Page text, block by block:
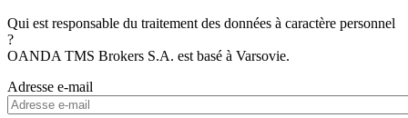
Qui est responsable du traitement des données à caractère personnel
?
OANDA TMS Brokers S.A. est basé à Varsovie.
Adresse e-mail